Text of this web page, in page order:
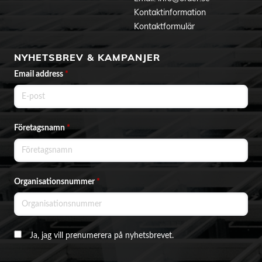
Kontaktinformation
Kontaktformulär
NYHETSBREV & KAMPANJER
Email address *
Företagsnamn*
Organisationsnummer *
Ja, jag vill prenumerera på nyhetsbrevet.